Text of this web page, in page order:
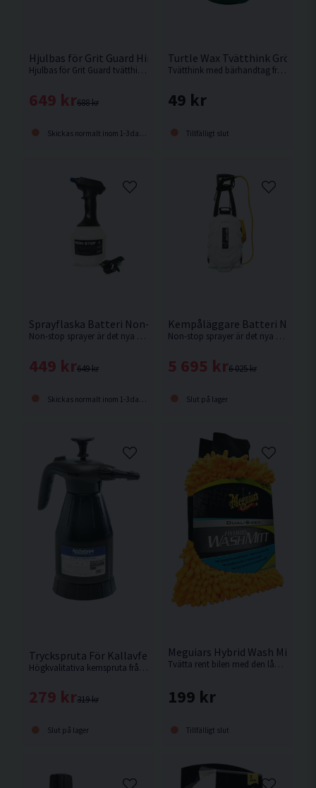
Hjulbas för Grit Guard Hink
Hjulbas för Grit Guard tvätthink gör det bekvämt att flytta hinken runt fordonet som ska tvättas.
688 kr
649 kr
Skickas normalt inom 1-3 dagar
Turtle Wax Tvätthink Grön 10L
Tvätthink med bärhandtag från Turtle Wax.
49 kr
Tillfälligt slut
Sprayflaska Batteri Non-Stop Sprayer 1L
Non-stop sprayer är det nya smidiga och enkla sättet att lägga på kem. Ej för kallavfettning.
649 kr
449 kr
Skickas normalt inom 1-3 dagar
Kempåläggare Batteri Non-
Non-stop sprayer är det nya smidiga och enkla sättet att lägga på kem. Ej för kallavfettning.
6 025 kr
5 695 kr
Slut på lager
Tryckspruta För Kallavfettning Epoca 1,5L
Högkvalitativa kemspruta från Italienska Epoca. Används av några av världens bästa detailers.
319 kr
279 kr
Slut på lager
Meguiars Hybrid Wash Mitt
Tvätta rent bilen med den långhåriga sidan, vänd på handsken för att applicera skyddet med den korthåriga sidan.
199 kr
Tillfälligt slut